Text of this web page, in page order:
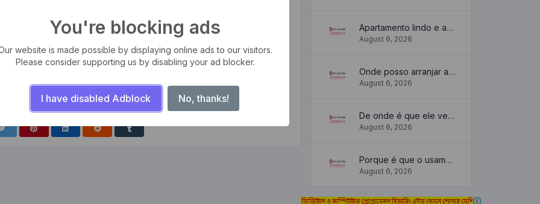
iaculis ut odio. Sed posuere cursus fermentum. Aliquam erat
semper odio mattis. Aliquam sit amet sapien libero. Sed facilisis
Apartamento lindo e aconchegante
August 6, 2026
Onde posso arranjar algum?
August 6, 2026
De onde é que ele vem?
August 6, 2026
Porque é que o usamos?
August 6, 2026
You're blocking ads
website is made possible by displaying online ads to our visitors.
Please consider supporting us by disabling your ad blocker.
I have disabled Adblock No, thanks!